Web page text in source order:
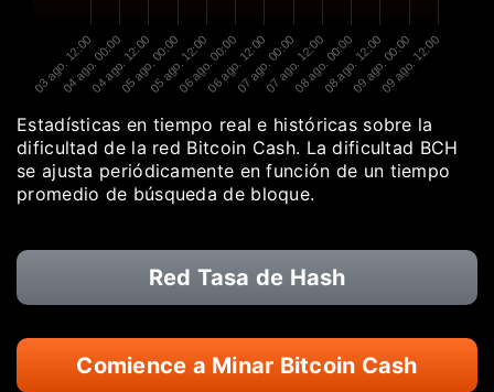
03 ago. 12:00
04 ago. 00:0004 ago. 12:0005 ago. 00:0005 ago. 12:0006 ago. 00:0006 ago. 12:0007 ago. 00:0007 ago. 12:0008 ago. 00:0008 ago. 12:0009 ago. 00:00
09 ago. 12:00
Estadísticas en tiempo real e históricas sobre la
dificultad de la red Bitcoin Cash. La dificultad BCH
se ajusta periódicamente en función de un tiempo
promedio de búsqueda de bloque.
Red Tasa de Hash
Comience a Minar Bitcoin Cash